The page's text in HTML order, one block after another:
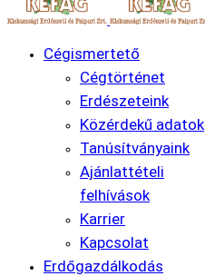
Cégismertető
Cégtörténet
Erdészeteink
Közérdekű adatok
Tanúsítványaink
Ajánlattételi
felhívások
Karrier
Kapcsolat
Erdőgazdálkodás